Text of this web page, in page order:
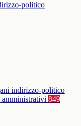
politico
indirizzo-politico
849